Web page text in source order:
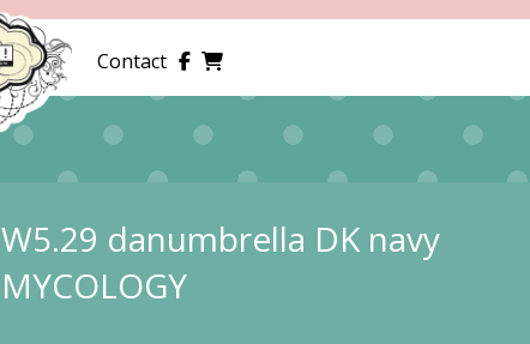
Contact
W5.29 danumbrella DK navy
MYCOLOGY